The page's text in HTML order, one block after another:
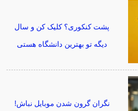
پشت کنکوری؟ کلیک کن و سال
دیگه تو بهترین دانشگاه هستی
نگران گرون شدن موبایل نباش!